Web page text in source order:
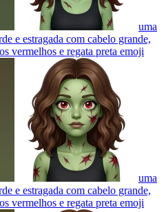
uma
e estragada com cabelo grande,
vermelhos e regata preta emoji
uma
e estragada com cabelo grande,
vermelhos e regata preta emoji